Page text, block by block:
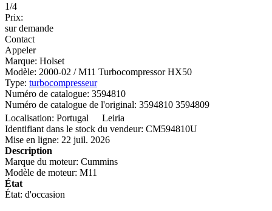
1/4
Prix:
sur demande
Contact
Appeler
Marque: Holset
Modèle: 2000-02 / M11 Turbocompressor HX50
Type: turbocompresseur
Numéro de catalogue: 3594810
Numéro de catalogue de l'original: 3594810 3594809
Localisation: Portugal
Leiria
Identifiant dans le stock du vendeur: CM594810U
Mise en ligne: 22 juil. 2026
Description
Marque du moteur: Cummins
Modèle de moteur: M11
État
État: d'occasion